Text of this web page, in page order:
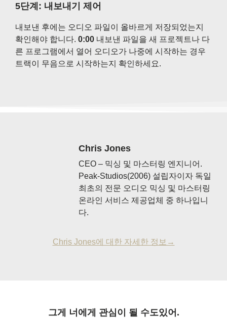
5단계: 내보내기 제어
내보낸 후에는 오디오 파일이 올바르게 저장되었는지
확인해야 합니다. 0:00 내보낸 파일을 새 프로젝트나 다
른 프로그램에서 열어 오디오가 나중에 시작하는 경우
트랙이 무음으로 시작하는지 확인하세요.
Chris Jones
CEO – 믹싱 및 마스터링 엔지니어.
Peak-Studios(2006) 설립자이자 독일
최초의 전문 오디오 믹싱 및 마스터링
온라인 서비스 제공업체 중 하나입니
다.
Chris Jones에 대한 자세한 정보→
그게 너에게 관심이 될 수도있어.